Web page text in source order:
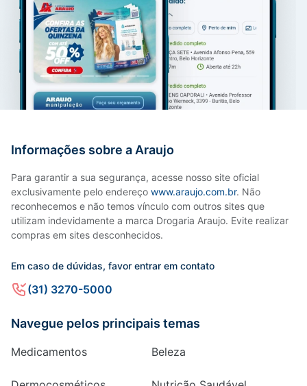
Informações sobre a Araujo
Para garantir a sua segurança, acesse nosso site oficial
exclusivamente pelo endereço www.araujo.com.br. Não
reconhecemos e não temos vínculo com outros sites que
utilizam indevidamente a marca Drogaria Araujo. Evite realizar
compras em sites desconhecidos.
Em caso de dúvidas, favor entrar em contato
(31) 3270-5000
Navegue pelos principais temas
Medicamentos Beleza